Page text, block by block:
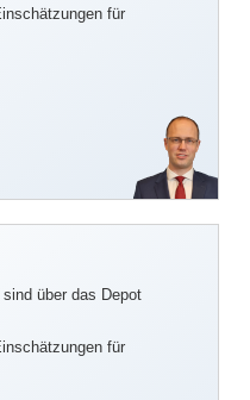
für
über das Depot
für